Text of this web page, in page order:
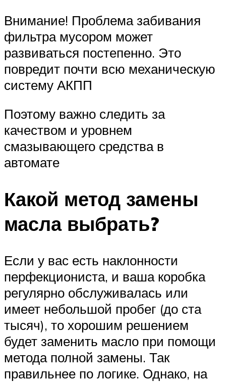
Внимание! Проблема забивания
фильтра мусором может
развиваться постепенно. Это
повредит почти всю механическую
систему АКПП
Поэтому важно следить за
качеством и уровнем
смазывающего средства в
автомате
Какой метод замены
масла выбрать?
Если у вас есть наклонности
перфекциониста, и ваша коробка
регулярно обслуживалась или
имеет небольшой пробег (до ста
тысяч), то хорошим решением
будет заменить масло при помощи
метода полной замены. Так
правильнее по логике. Однако, на